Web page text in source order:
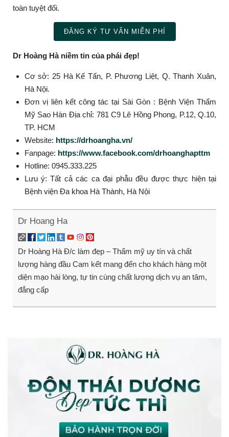
toàn tuyệt đối.
ĐĂNG KÝ TƯ VẤN MIỄN PHÍ
Dr Hoàng Hà niềm tin của phái đẹp!
Cơ sở: 25 Hà Kế Tấn, P. Phương Liệt, Q. Thanh Xuân,
Hà Nội.
Đơn vị liên kết công tác tại Sài Gòn : Bệnh Viện Thẩm
Mỹ Sao Hàn Địa chỉ: 781 C9 Lê Hồng Phong, P.12, Q.10,
TP. HCM
Website: https://drhoangha.vn/
Fanpage: https://www.facebook.com/drhoanghapttm
Hotline: 0945.333.225
Lưu ý: Tất cả các ca đại phẫu đều được thực hiện tại
Bệnh viện Đa khoa Hà Thành, Hà Nội
Dr Hoang Ha
Dr Hoàng Hà Đ/c làm đẹp – Thẩm mỹ uy tín và chất
lượng hàng đầu Cam kết mang đến cho khách hàng một
diện mạo hài lòng, tự tin cùng chất lượng dịch vụ an tâm,
đẳng cấp